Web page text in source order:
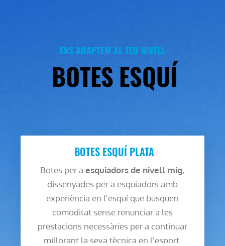
ENS ADAPTEM AL TEU NIVELL
BOTES ESQUÍ
BOTES ESQUÍ PLATA
Botes per a esquiadors de nivell mig,
dissenyades per a esquiadors amb
experiència en l'esquí que busquen
comoditat sense renunciar a les
prestacions necessàries per a continuar
millorant la seva tècnica en l'esport.